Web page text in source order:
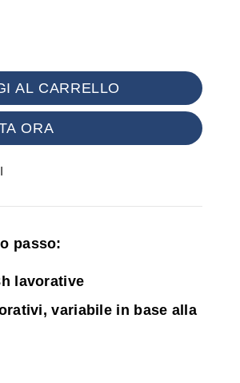
AL CARRELLO
ORA
passo:
lavorative
variabile in base alla